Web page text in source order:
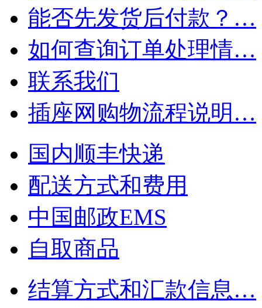
能否先发货后付款？…
如何查询订单处理情…
联系我们
插座网购物流程说明…
国内顺丰快递
配送方式和费用
中国邮政EMS
自取商品
结算方式和汇款信息…